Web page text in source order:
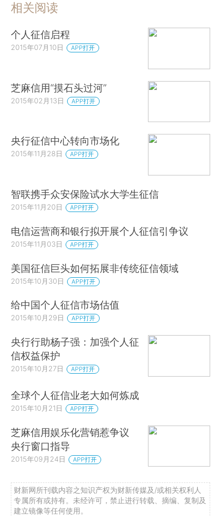
相关阅读
个人征信启程
2015年07月10日 APP打开
芝麻信用“摸石头过河”
2015年02月13日 APP打开
央行征信中心转向市场化
2015年11月28日 APP打开
智联携手众安保险试水大学生征信
2015年11月20日 APP打开
电信运营商和银行拟开展个人征信引争议
2015年11月03日 APP打开
美国征信巨头如何拓展非传统征信领域
2015年10月30日 APP打开
给中国个人征信市场估值
2015年10月29日 APP打开
央行行助杨子强：加强个人征
信权益保护
2015年10月27日 APP打开
全球个人征信业老大如何炼成
2015年10月21日 APP打开
芝麻信用娱乐化营销惹争议
央行窗口指导
2015年09月24日 APP打开
财新网所刊载内容之知识产权为财新传媒及/或相关权利人
专属所有或持有。未经许可，禁止进行转载、摘编、复制及
建立镜像等任何使用。